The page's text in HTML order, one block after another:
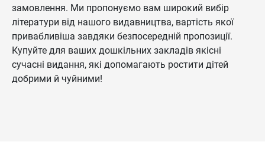
замовлення. Ми пропонуємо вам широкий вибір
літератури від нашого видавництва, вартість якої
привабливіша завдяки безпосередній пропозиції.
Купуйте для ваших дошкільних закладів якісні
сучасні видання, які допомагають ростити дітей
добрими й чуйними!